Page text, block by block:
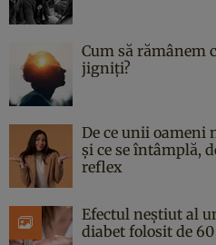
Cum să rămânem
jigniți?
De ce unii oameni
și ce se întâmplă,
reflex
Efectul neștiut al
diabet folosit de